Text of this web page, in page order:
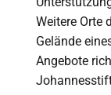
Weitere Orte
Gelände
Angebote